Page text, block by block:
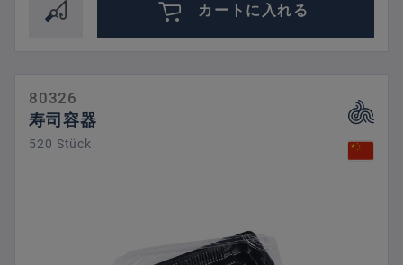
カートに入れる
80326
寿司容器
520 Stück